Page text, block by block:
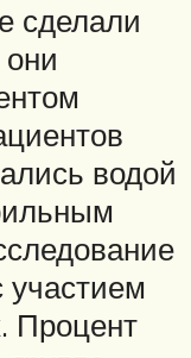
сделали
водой
Процент